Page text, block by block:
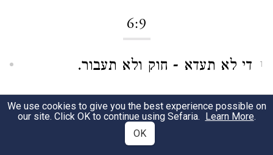
6:9
1 די לא תעדא - חוק ולא תעבור.
6:11
We use cookies to give you the best experience possible on
our site. Click OK to continue using Sefaria. Learn More.
OK